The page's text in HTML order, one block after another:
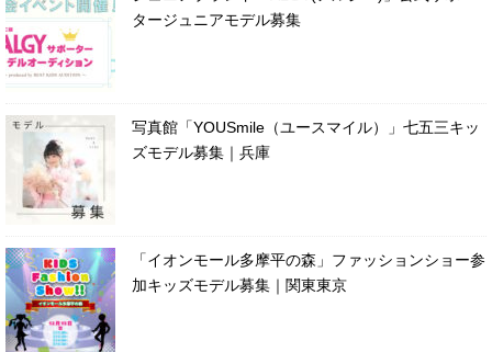
タージュニアモデル募集
写真館「YOUSmile（ユースマイル）」七五三キッ
ズモデル募集｜兵庫
「イオンモール多摩平の森」ファッションショー参
加キッズモデル募集｜関東東京